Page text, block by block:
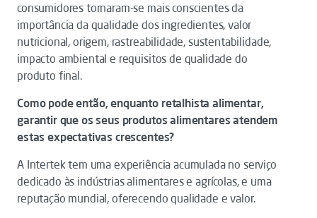
consumidores tornaram-se mais conscientes da
importância da qualidade dos ingredientes, valor
nutricional, origem, rastreabilidade, sustentabilidade,
impacto ambiental e requisitos de qualidade do
produto final.
Como pode então, enquanto retalhista alimentar,
garantir que os seus produtos alimentares atendem
estas expectativas crescentes?
A Intertek tem uma experiência acumulada no serviço
dedicado às indústrias alimentares e agrícolas, e uma
reputação mundial, oferecendo qualidade e valor.